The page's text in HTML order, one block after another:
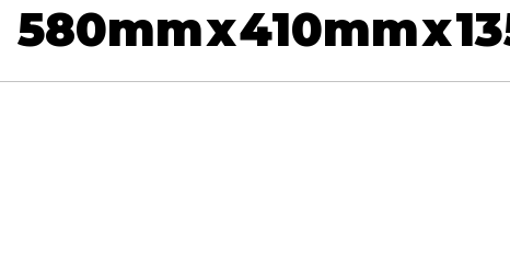
580mmx410mmx